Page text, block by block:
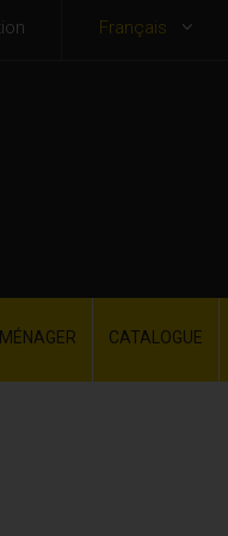
Français
CATALOGUE